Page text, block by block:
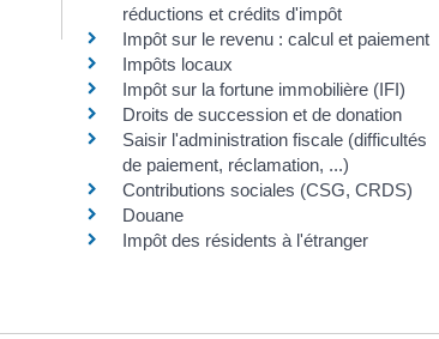
réductions et crédits d'impôt
Impôt sur le revenu : calcul et paiement
Impôts locaux
Impôt sur la fortune immobilière (IFI)
Droits de succession et de donation
Saisir l'administration fiscale (difficultés
de paiement, réclamation, ...)
Contributions sociales (CSG, CRDS)
Douane
Impôt des résidents à l'étranger